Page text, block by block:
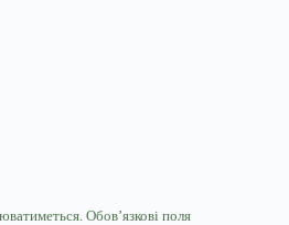
Обов’язкові поля